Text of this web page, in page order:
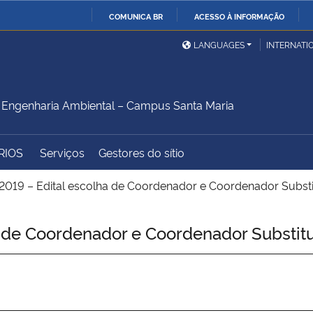
COMUNICA BR ACESSO À INFORMAÇÃO
Ministério da Defesa
Ministério das Relações
Exteriores
Ministério do
Desenvolvimento Regional
Controladoria-Geral da
Advocacia-Geral da União Banco Central do Brasil
LANGUAGES
Ambiental – Campus Santa Maria
Serviços Gestores do sítio
– Edital escolha de Coordenador e Coordenador
Coordenador e Coordenador